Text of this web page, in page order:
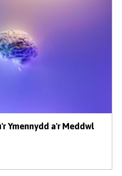
Ymennydd a'r Meddwl